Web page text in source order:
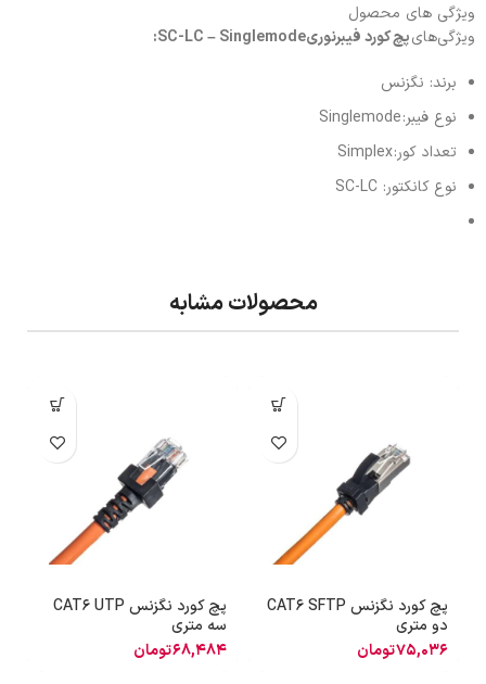
ویژگی های محصول
:SC-LC – Singlemode
ویژگی‌هایپچ‌ کورد فیبرنوری
برند: نگزنس
نوع فیبر:Singlemode
تعداد کور:Simplex
نوع کانکتور: SC-LC
محصولات مشابه
پچ کورد نگزنس CAT6 SFTP
دو متری
75,036تومان
پچ کورد نگزنس CAT6 UTP
سه متری
68,484تومان